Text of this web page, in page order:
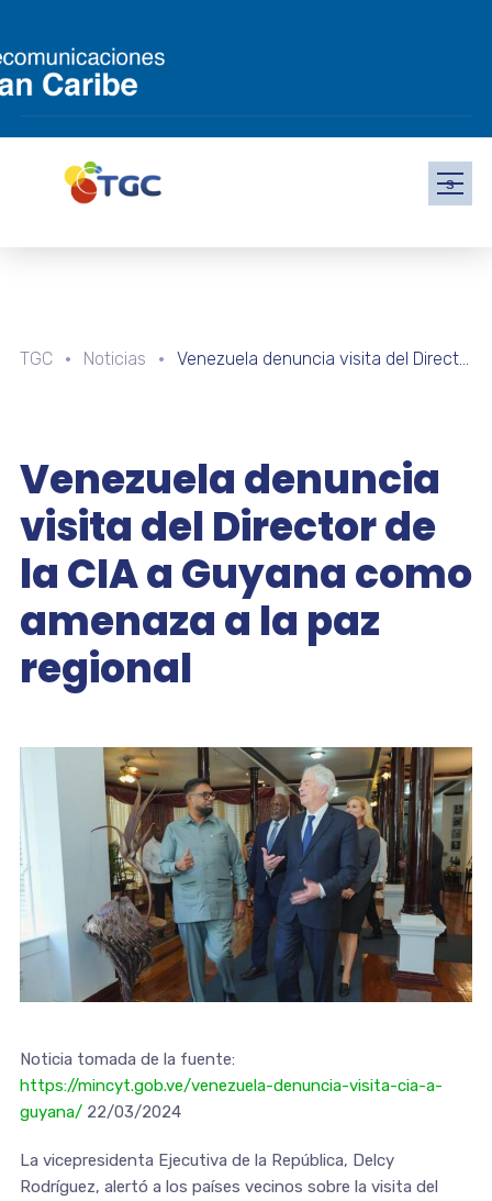
s
TGC Noticias Venezuela denuncia visita del Director de la CIA a Guyana como amenaza a la paz regional
Venezuela denuncia
visita del Director de
la CIA a Guyana como
amenaza a la paz
regional
Noticia tomada de la fuente:
https://mincyt.gob.ve/venezuela-denuncia-visita-cia-a-
guyana/22/03/2024
La vicepresidenta Ejecutiva de la República, Delcy
Rodríguez, alertó a los países vecinos sobre la visita del